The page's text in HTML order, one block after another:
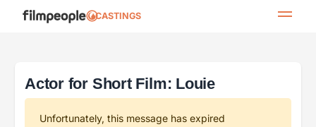
CASTINGS
Actor for Short Film: Louie
Unfortunately, this message has expired